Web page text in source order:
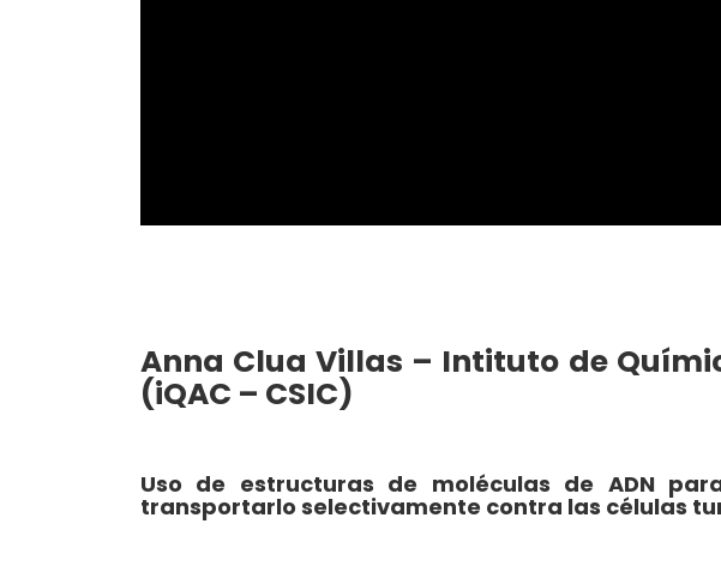
Anna Clua Villas – Intituto de
(iQAC – CSIC)
Uso de estructuras de moléculas de ADN
transportarlo selectivamente contra las células